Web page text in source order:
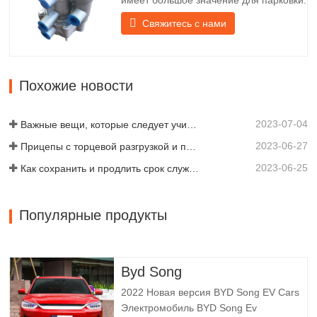
Он обеспечивает техническую
поддержку плавного торможения
производителей различных типов
научные…
Свяжитесь с нами
Похожие новости
2023-07-04
2023-06-27
Как сохранить и продлить срок службы самосвальных прицепов? 2023-06-25
Популярные продукты
Byd Song
2022 Новая версия BYD Song EV Cars
Электромобиль BYD Song Ev